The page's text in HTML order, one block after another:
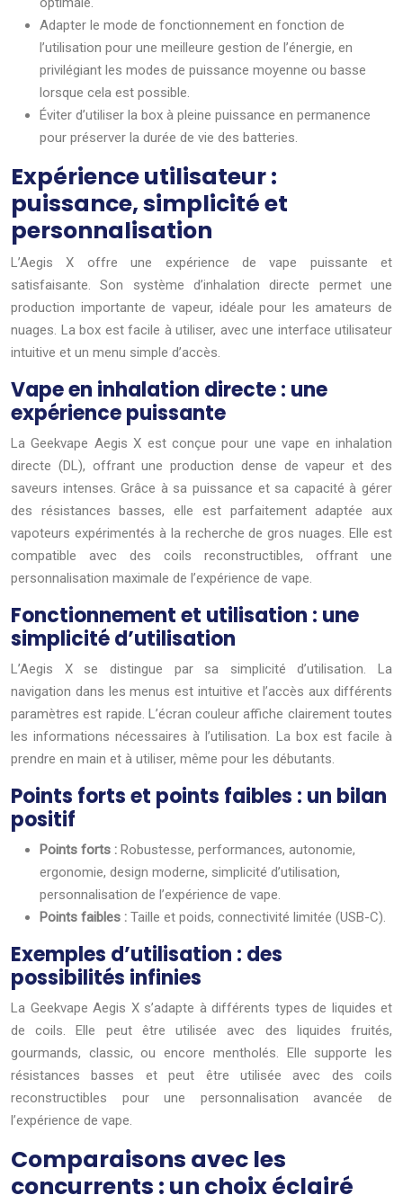
Adapter le mode de fonctionnement en fonction de
l’utilisation pour une meilleure gestion de l’énergie, en
privilégiant les modes de puissance moyenne ou basse
lorsque cela est possible.
Éviter d’utiliser la box à pleine puissance en permanence
pour préserver la durée de vie des batteries.
Expérience utilisateur :
puissance, simplicité et
personnalisation
L’Aegis X offre une expérience de vape puissante et
satisfaisante. Son système d’inhalation directe permet une
production importante de vapeur, idéale pour les amateurs de
nuages. La box est facile à utiliser, avec une interface utilisateur
intuitive et un menu simple d’accès.
Vape en inhalation directe : une
expérience puissante
La Geekvape Aegis X est conçue pour une vape en inhalation
directe (DL), offrant une production dense de vapeur et des
saveurs intenses. Grâce à sa puissance et sa capacité à gérer
des résistances basses, elle est parfaitement adaptée aux
vapoteurs expérimentés à la recherche de gros nuages. Elle est
compatible avec des coils reconstructibles, offrant une
personnalisation maximale de l’expérience de vape.
Fonctionnement et utilisation : une
simplicité d’utilisation
L’Aegis X se distingue par sa simplicité d’utilisation. La
navigation dans les menus est intuitive et l’accès aux différents
paramètres est rapide. L’écran couleur affiche clairement toutes
les informations nécessaires à l’utilisation. La box est facile à
prendre en main et à utiliser, même pour les débutants.
Points forts et points faibles : un bilan
positif
Points forts : Robustesse, performances, autonomie,
ergonomie, design moderne, simplicité d’utilisation,
personnalisation de l’expérience de vape.
Points faibles : Taille et poids, connectivité limitée (USB-C).
Exemples d’utilisation : des
possibilités infinies
La Geekvape Aegis X s’adapte à différents types de liquides et
de coils. Elle peut être utilisée avec des liquides fruités,
gourmands, classic, ou encore mentholés. Elle supporte les
résistances basses et peut être utilisée avec des coils
reconstructibles pour une personnalisation avancée de
l’expérience de vape.
Comparaisons avec les
concurrents : un choix éclairé